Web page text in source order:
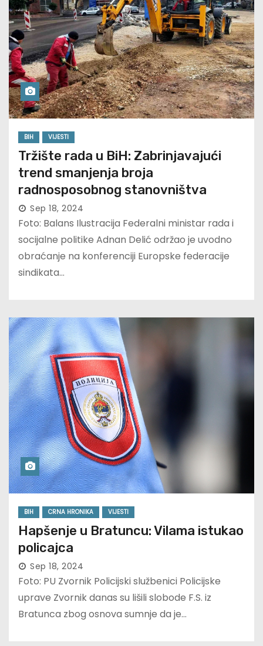
BIH VIJESTI
Tržište rada u BiH: Zabrinjavajući
trend smanjenja broja
radnosposobnog stanovništva
Sep 18, 2024
Foto: Balans Ilustracija Federalni ministar rada i
socijalne politike Adnan Delić održao je uvodno
obraćanje na konferenciji Europske federacije
sindikata…
BIH CRNA HRONIKA VIJESTI
Hapšenje u Bratuncu: Vilama istukao
policajca
Sep 18, 2024
Foto: PU Zvornik Policijski službenici Policijske
uprave Zvornik danas su lišili slobode F.S. iz
Bratunca zbog osnova sumnje da je…